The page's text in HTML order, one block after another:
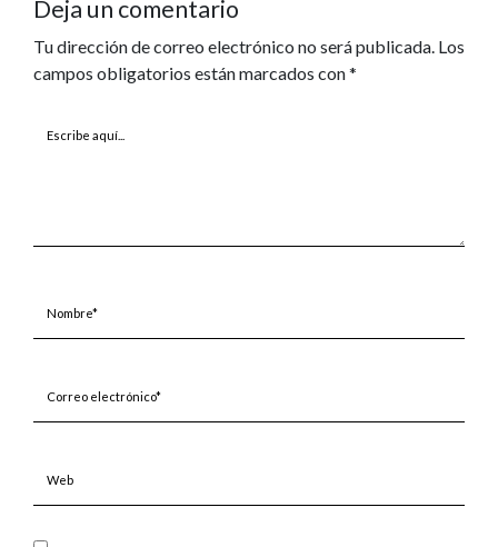
Deja un comentario
Tu dirección de correo electrónico no será publicada. Los
campos obligatorios están marcados con*
Escribe
electrónico*